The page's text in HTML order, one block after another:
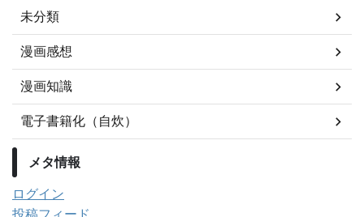
未分類
漫画感想
漫画知識
電子書籍化（自炊）
メタ情報
ログイン